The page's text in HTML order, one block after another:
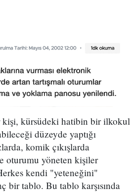
kişi, kürsüdeki hatibin bir ilkokul
düzeyde yaptığı
komik çıkışlarda
oturumu yöneten kişiler
kendi "yeteneğini"
bir tablo. Bu tablo karşısında